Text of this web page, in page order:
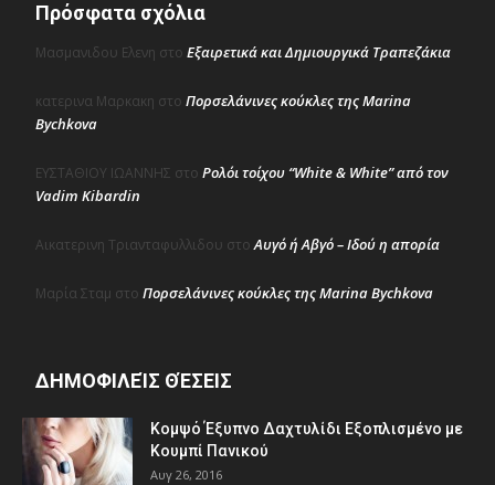
Πρόσφατα σχόλια
Μασμανιδου Ελενη στο Εξαιρετικά και Δημιουργικά Τραπεζάκια
κατερινα Μαρκακη στο Πορσελάνινες κούκλες της Marina
Bychkova
ΕΥΣΤΑΘΙΟΥ ΙΩΑΝΝΗΣ στο Ρολόι τοίχου “White & White” από τον
Vadim Kibardin
Αικατερινη Τριανταφυλλιδου στοΑυγό ή Αβγό – Ιδού η απορία
Μαρία Σταμ στο Πορσελάνινες κούκλες της Marina Bychkova
ΔΗΜΟΦΙΛΕΊΣ ΘΈΣΕΙΣ
Κομψό Έξυπνο Δαχτυλίδι Εξοπλισμένο με
Κουμπί Πανικού
Αυγ 26, 2016